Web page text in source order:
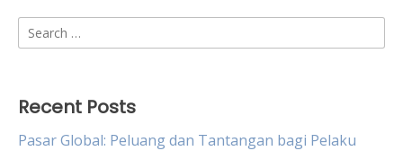
Search
for:
Recent Posts
Pasar Global: Peluang dan Tantangan bagi Pelaku